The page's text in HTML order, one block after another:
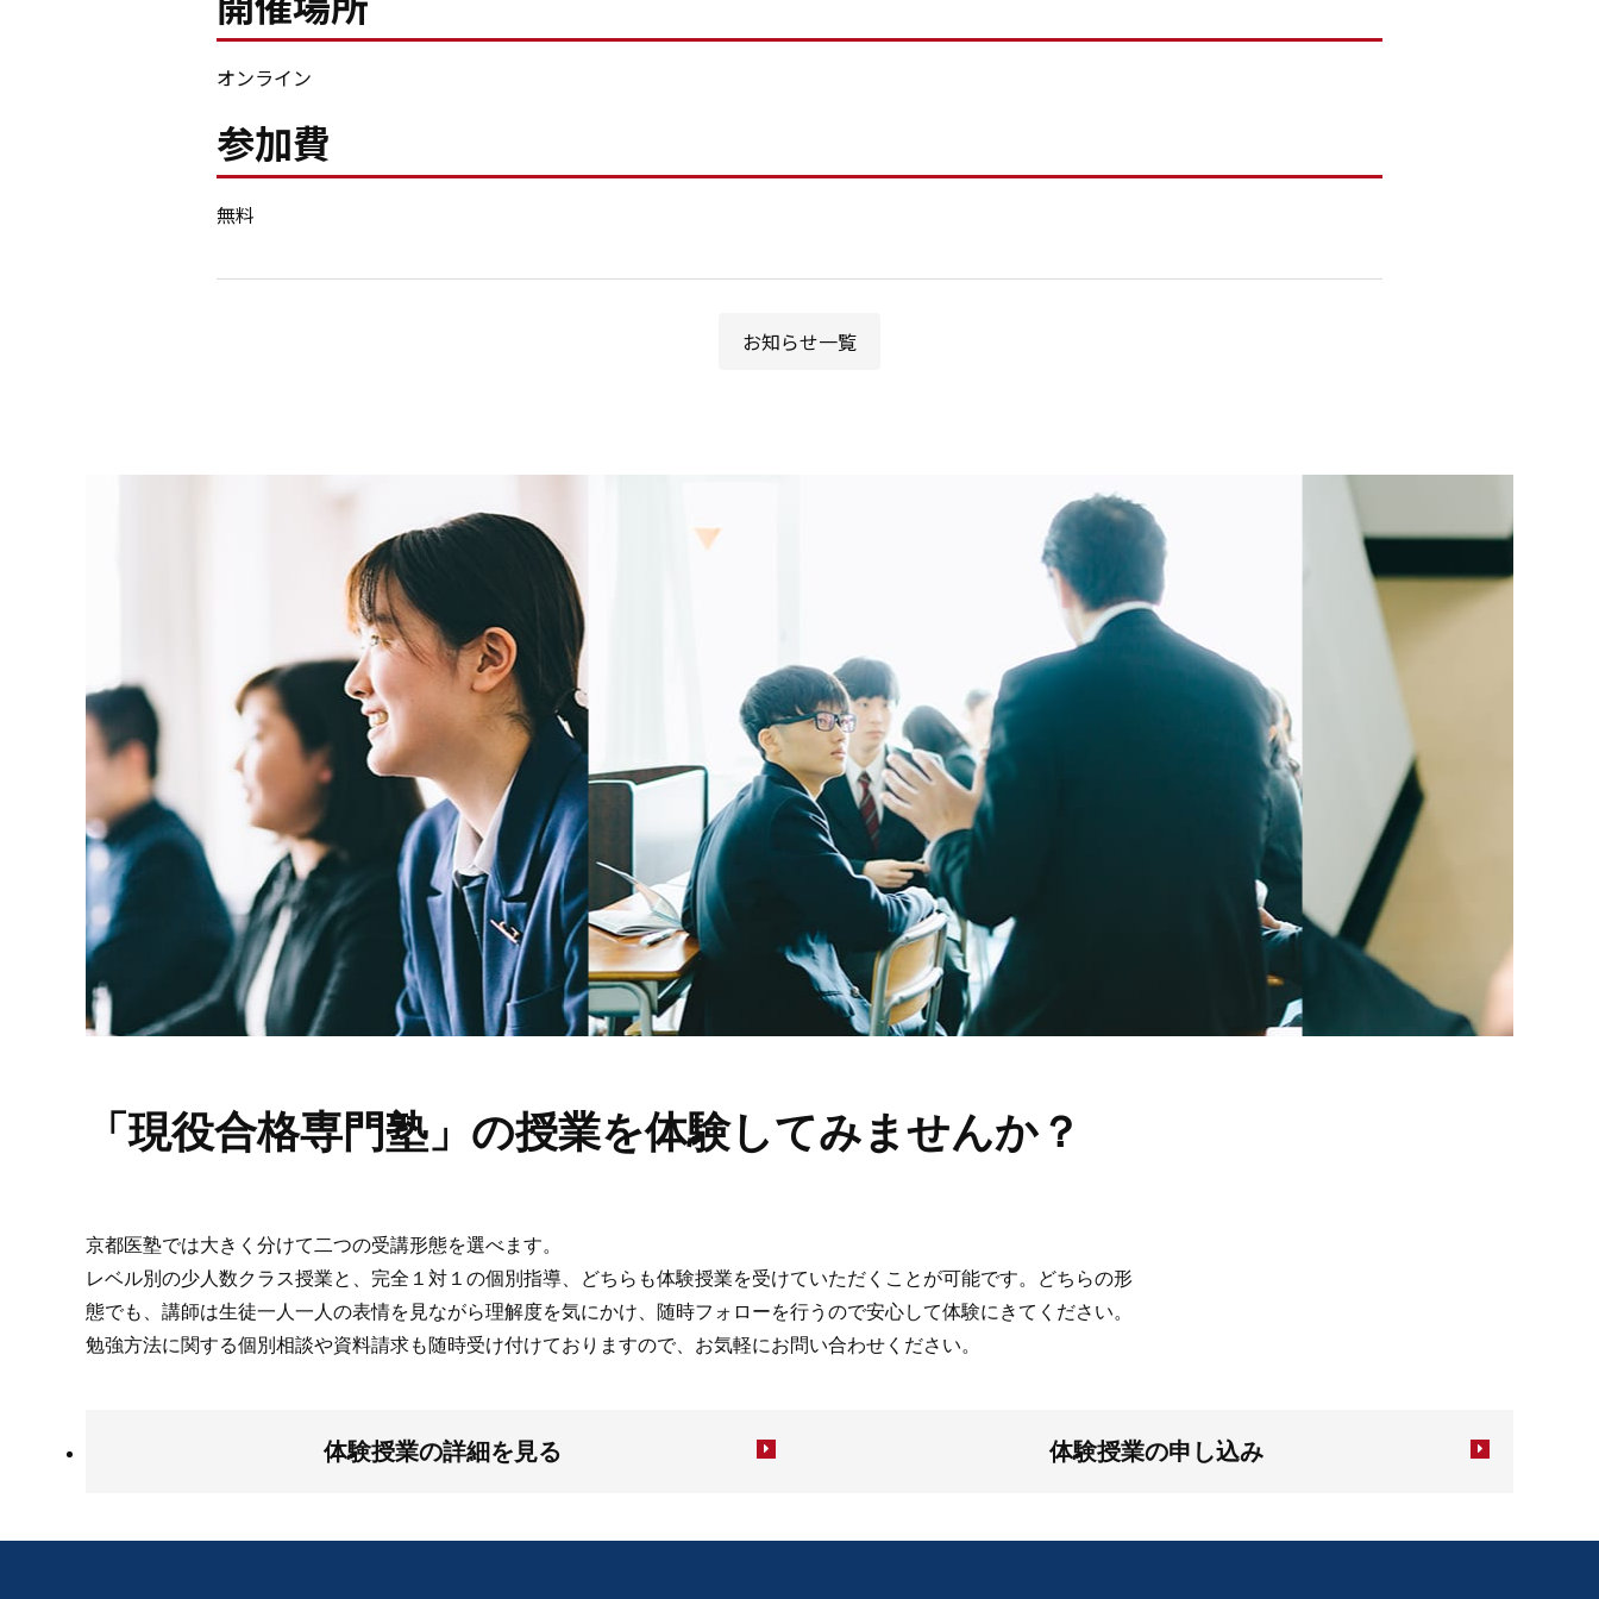
オンライン
参加費
無料
お知らせ一覧
「現役合格専門塾」の授業を体験してみませんか？
京都医塾では大きく分けて二つの受講形態を選べます。
レベル別の少人数クラス授業と、完全１対１の個別指導、どちらも体験授業を受けていただくことが可能です。どちらの形
態でも、講師は生徒一人一人の表情を見ながら理解度を気にかけ、随時フォローを行うので安心して体験にきてください。
勉強方法に関する個別相談や資料請求も随時受け付けておりますので、お気軽にお問い合わせください。
体験授業の詳細を見る 体験授業の申し込み